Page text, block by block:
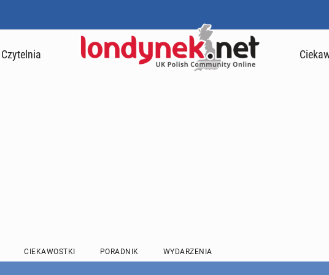
Czytelnia
CIEKAWOSTKI PORADNIK WYDARZENIA